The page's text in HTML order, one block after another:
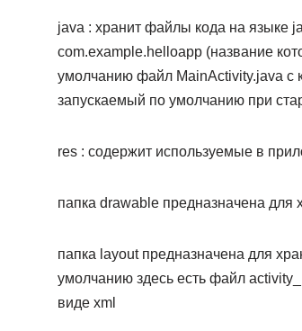
java : хранит файлы кода на языке
com.example.helloapp (название
умолчанию файл MainActivity.java с
запускаемый по умолчанию при
res : содержит используемые в
папка drawable предназначена
папка layout предназначена для
умолчанию здесь есть файл
виде xml